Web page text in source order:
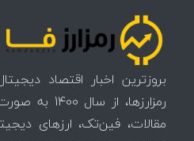
بروزترین اخبار اقتصاد
رمزارزها،
مقالات، فین‌تک، ارزهای‌